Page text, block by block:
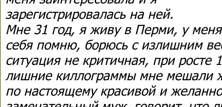
зарегистрировалась на ней.
Мне 31 год, я живу в Перми, у
себя помню, борюсь с излишним
ситуация не критичная, при росте
лишние киллограммы мне мешали
по настоящему красивой и